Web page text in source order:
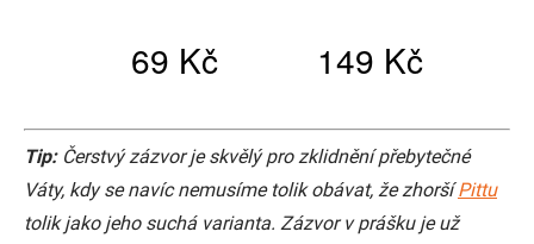
Tip:Čerstvý zázvor je skvělý pro zklidnění přebytečné
Váty, kdy se navíc nemusíme tolik obávat, že zhoršíPittu
tolik jako jeho suchá varianta. Zázvor v prášku je už